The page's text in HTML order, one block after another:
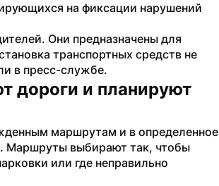
на фиксации нарушений
Они предназначены для
транспортных средств не
в пресс-службе.
дороги и планируют
маршрутам и в определенное
Маршруты выбирают так, чтобы
или где неправильно